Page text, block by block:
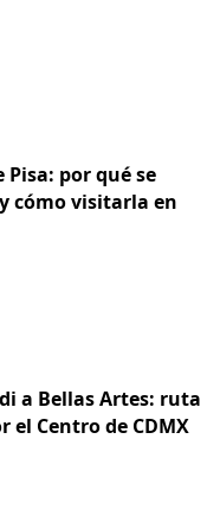
Pisa: por qué se
cómo visitarla en
a Bellas Artes: ruta
el Centro de CDMX